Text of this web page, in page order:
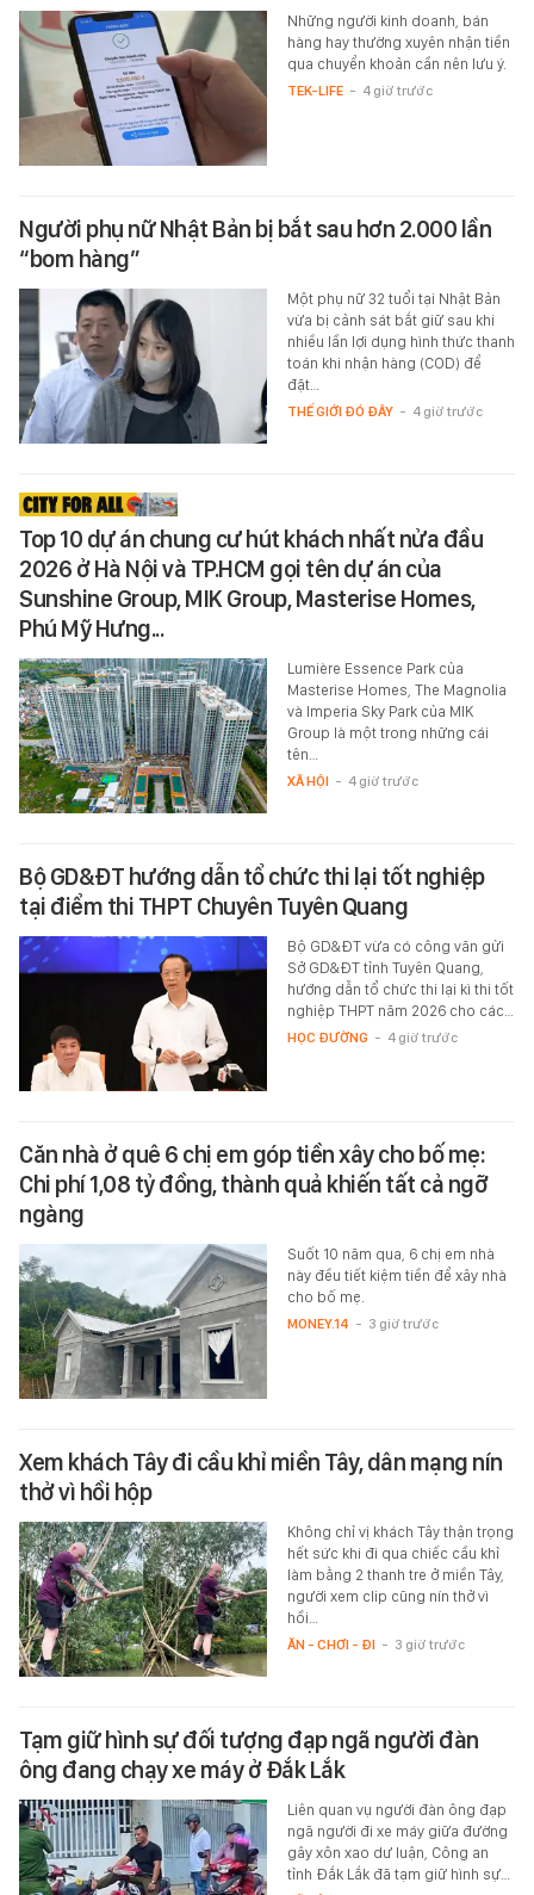
Những người kinh doanh, bán
hàng hay thường xuyên nhận tiền
qua chuyển khoản cần nên lưu ý.
TEK-LIFE - 4 giờ trước
Người phụ nữ Nhật Bản bị bắt sau hơn 2.000 lần
“bom hàng”
Một phụ nữ 32 tuổi tại Nhật Bản
vừa bị cảnh sát bắt giữ sau khi
nhiều lần lợi dụng hình thức thanh
toán khi nhận hàng (COD) để
đặt…
THẾ GIỚI ĐÓ ĐÂY - 4 giờ trước
Top 10 dự án chung cư hút khách nhất nửa đầu
2026 ở Hà Nội và TP.HCM gọi tên dự án của
Sunshine Group, MIK Group, Masterise Homes,
Phú Mỹ Hưng...
Lumière Essence Park của
Masterise Homes, The Magnolia
và Imperia Sky Park của MIK
Group là một trong những cái
tên…
XÃ HỘI - 4 giờ trước
Bộ GD&ĐT hướng dẫn tổ chức thi lại tốt nghiệp
tại điểm thi THPT Chuyên Tuyên Quang
Bộ GD&ĐT vừa có công văn gửi
Sở GD&ĐT tỉnh Tuyên Quang,
hướng dẫn tổ chức thi lại kì thi tốt
nghiệp THPT năm 2026 cho các…
HỌC ĐƯỜNG - 4 giờ trước
Căn nhà ở quê 6 chị em góp tiền xây cho bố mẹ:
Chi phí 1,08 tỷ đồng, thành quả khiến tất cả ngỡ
ngàng
Suốt 10 năm qua, 6 chị em nhà
này đều tiết kiệm tiền để xây nhà
cho bố mẹ.
MONEY.14 - 3 giờ trước
Xem khách Tây đi cầu khỉ miền Tây, dân mạng nín
thở vì hồi hộp
Không chỉ vị khách Tây thận trọng
hết sức khi đi qua chiếc cầu khỉ
làm bằng 2 thanh tre ở miền Tây,
người xem clip cũng nín thở vì
hồi…
ĂN - CHƠI - ĐI - 3 giờ trước
Tạm giữ hình sự đối tượng đạp ngã người đàn
ông đang chạy xe máy ở Đắk Lắk
Liên quan vụ người đàn ông đạp
ngã người đi xe máy giữa đường
gây xôn xao dư luận, Công an
tỉnh Đắk Lắk đã tạm giữ hình sự…